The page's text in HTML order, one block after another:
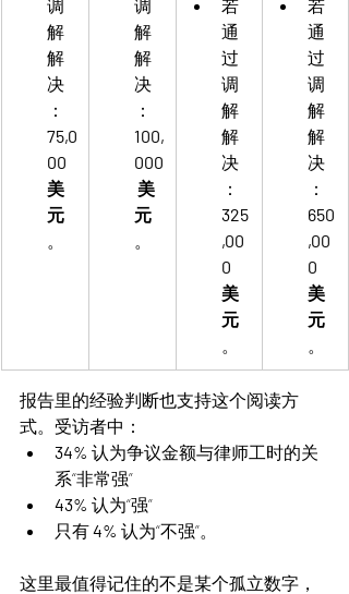
调
解
解
决
：
75,0
00
美
元
。
调
解
解
决
：
100,
000
美
元
。
若
通
过
调
解
解
决
：
325
,00
0
美
元
。
若
通
过
调
解
解
决
：
650
,00
0
美
元
。
报告里的经验判断也支持这个阅读方
式。受访者中：
34% 认为争议金额与律师工时的关
系“非常强”
43% 认为“强”
只有 4% 认为“不强”。
这里最值得记住的不是某个孤立数字，